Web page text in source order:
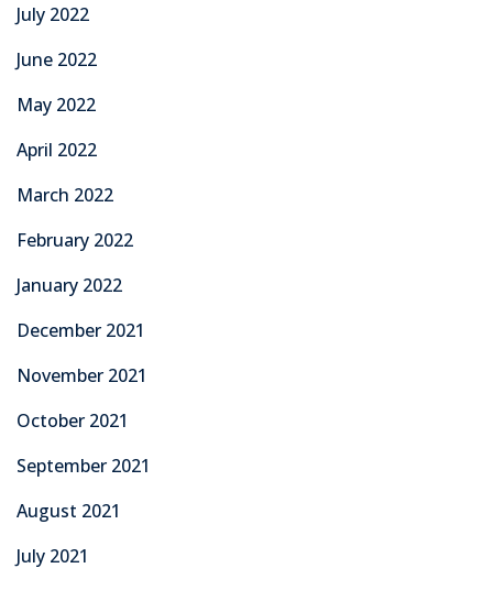
July 2022
June 2022
May 2022
April 2022
March 2022
February 2022
January 2022
December 2021
November 2021
October 2021
September 2021
August 2021
July 2021